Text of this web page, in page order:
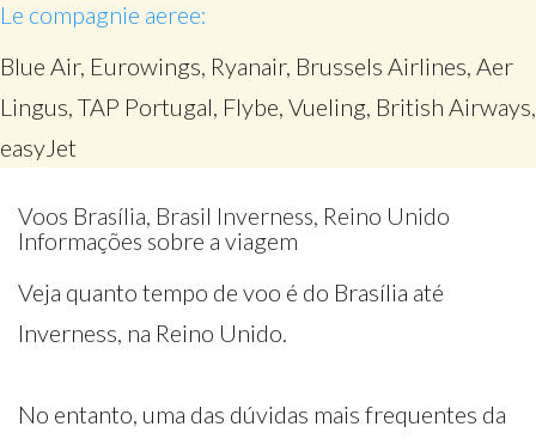
Le compagnie aeree:
Blue Air, Eurowings, Ryanair, Brussels Airlines, Aer
Lingus, TAP Portugal, Flybe, Vueling, British Airways,
easyJet
Voos Brasília, Brasil Inverness, Reino Unido
Informações sobre a viagem
Veja quanto tempo de voo é do Brasília até
Inverness, na Reino Unido.
No entanto, uma das dúvidas mais frequentes da